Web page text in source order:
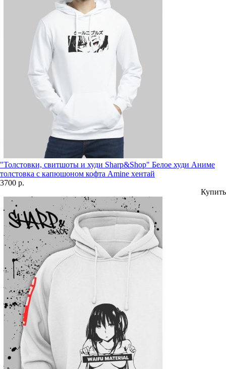
"Толстовки, свитшоты и худи Sharp&Shop" Белое худи Аниме
толстовка с капюшоном кофта Amine хентай
3700 р.
Купить